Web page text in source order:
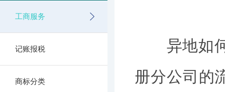
工商服务
记账报税
商标分类
异地如何
册分公司的